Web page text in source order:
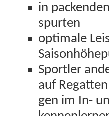
in
spurten
opti­male
Sportler
auf
gen im In-